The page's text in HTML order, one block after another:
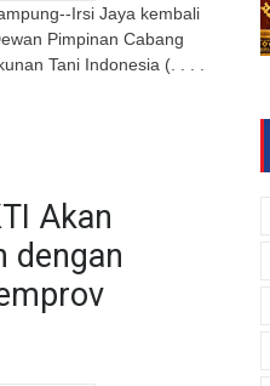
Irsi Jaya kembali
Pimpinan Cabang
Tani Indonesia (. . . .
Akan
dengan